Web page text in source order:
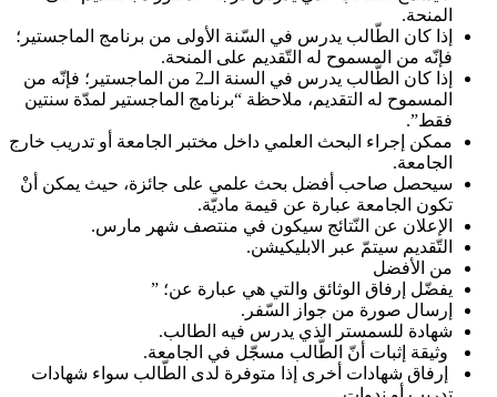
المنحة.
إذا كان الطّالب يدرس في السّنة الأولى من برنامج الماجستير؛
فإنّه من المسموح له التّقديم على المنحة.
إذا كان الطّالب يدرس في السنة الـ2 من الماجستير؛ فإنّه من
المسموح له التقديم، ملاحظة “برنامج الماجستير لمدّة سنتين
فقط”.
ممكن إجراء البحث العلمي داخل مختبر الجامعة أو تدريب خارج
الجامعة.
سيحصل صاحب أفضل بحث علمي على جائزة، حيث يمكن أنْ
تكون الجامعة عبارة عن قيمة ماديّة.
الإعلان عن النّتائج سيكون في منتصف شهر مارس.
التّقديم سيتمّ عبر الابليكيشن.
من الأفضل
يفضّل إرفاق الوثائق والتي هي عبارة عن؛ ”
إرسال صورة من جواز السّفر.
شهادة للسمستر الذي يدرس فيه الطالب.
وثيقة إثبات أنّ الطّالب مسجّل في الجامعة.
إرفاق شهادات أخرى إذا متوفرة لدى الطّالب سواء شهادات